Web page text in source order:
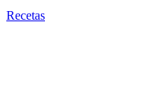
Recetas